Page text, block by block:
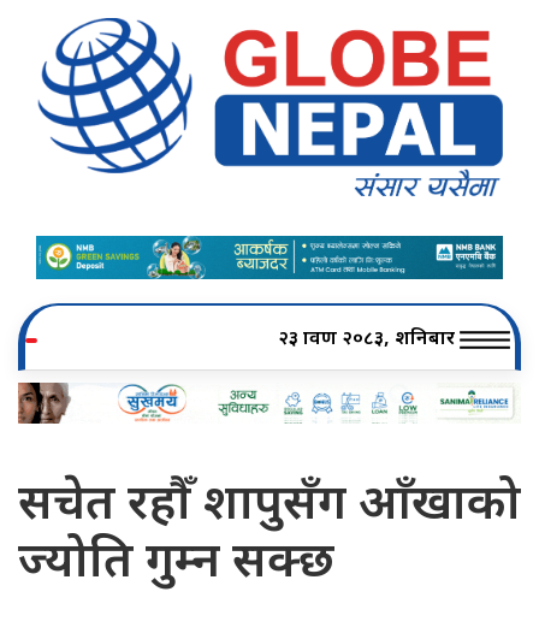
२३ श्रावण २०८३, शनिबार
सचेत रहौँ शापुसँग आँखाको
ज्योति गुम्न सक्छ